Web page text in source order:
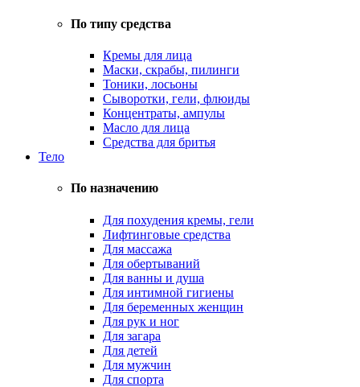
По типу средства
Кремы для лица
Маски, скрабы, пилинги
Тоники, лосьоны
Сыворотки, гели, флюиды
Концентраты, ампулы
Масло для лица
Средства для бритья
Тело
По назначению
Для похудения кремы, гели
Лифтинговые средства
Для массажа
Для обертываний
Для ванны и душа
Для интимной гигиены
Для беременных женщин
Для рук и ног
Для загара
Для детей
Для мужчин
Для спорта